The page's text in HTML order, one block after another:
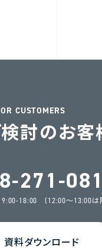
CUSTOMERS
討のお客
271-
9:00-18:00 (12:00～13:00は
資料ダウンロード